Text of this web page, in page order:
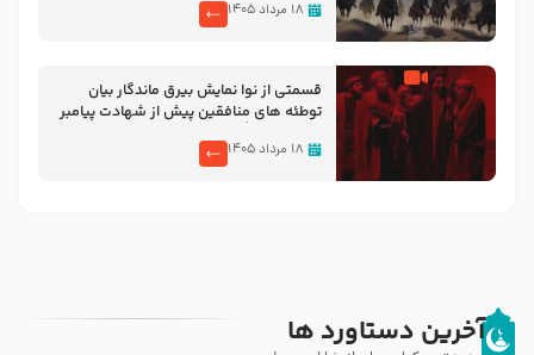
۱۸ مرداد ۱۴۰۵
قسمتی از نوا نمایش بیرق ماندگار بیان
توطئه های منافقین پیش از شهادت پیامبر
۱۸ مرداد ۱۴۰۵
آخرین دستاورد ها